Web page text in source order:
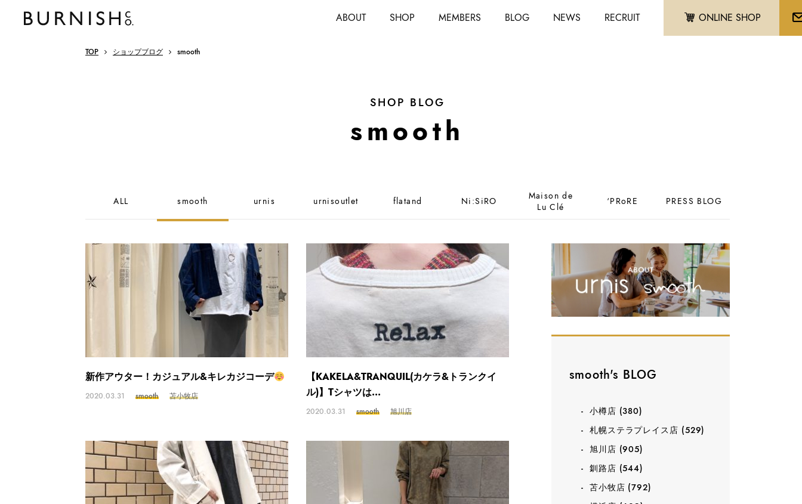
ABOUT SHOP MEMBERS BLOG NEWS RECRUIT ONLINE SHOP
TOP ショップブログ smooth
SHOP BLOG
smooth
ALL smooth urnis urnisoutlet flatand Ni:SiRO
Maison de
Lu Clé
‘PRoRE PRESS BLOG
新作アウター！カジュアル&キレカジコーデ
2020.03.31 smooth 苫小牧店
【KAKELA&TRANQUIL(カケラ&トランクイ
ル)】Tシャツは...
2020.03.31 smooth 旭川店
smooth's BLOG
小樽店 (380)
札幌ステラプレイス店 (529)
旭川店 (905)
釧路店 (544)
苫小牧店 (792)